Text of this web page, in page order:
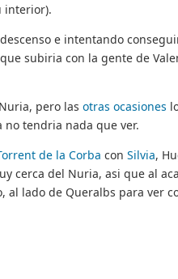
interior).
e intentando
subiria con la gente de
pero las otras ocasiones
no tendria nada que ver.
de la Corba con Silvia,
cerca del Nuria, asi que al
al lado de Queralbs para ver